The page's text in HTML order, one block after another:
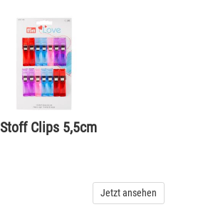
Stoff Clips 5,5cm
Jetzt ansehen